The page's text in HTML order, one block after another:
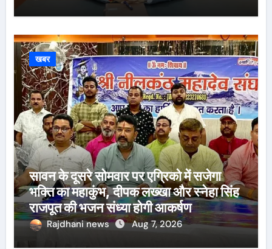
खबर
सावन के दूसरे सोमवार पर एग्रिको में सजेगा
भक्ति का महाकुंभ, दीपक लख्खा और स्नेहा सिंह
राजपूत की भजन संध्या होगी आकर्षण
Rajdhani news Aug 7, 2026